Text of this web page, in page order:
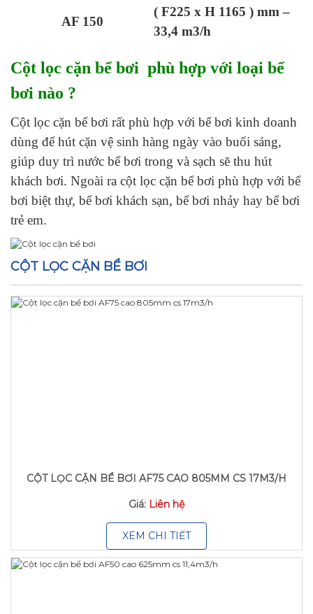
AF 150
( F225 x H 1165 ) mm –
33,4 m3/h
Cột lọc cặn bể bơi phù hợp với loại bể
bơi nào ?
Cột lọc cặn bể bơi rất phù hợp với bể bơi kinh doanh
dùng để hút cặn vệ sinh hàng ngày vào buổi sáng,
giúp duy trì nước bể bơi trong và sạch sẽ thu hút
khách bơi. Ngoài ra cột lọc cặn bể bơi phù hợp với bể
bơi biệt thự, bể bơi khách sạn, bể bơi nhảy hay bể bơi
trẻ em.
CỘT LỌC CẶN BỂ BƠI
CỘT LỌC CẶN BỂ BƠI AF75 CAO 805MM CS 17M3/H
Giá: Liên hệ
XEM CHI TIẾT